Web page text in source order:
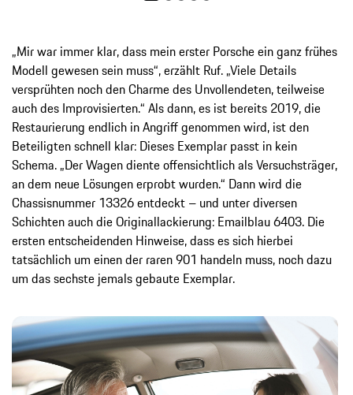
„Mir war immer klar, dass mein erster Porsche ein ganz frühes
Modell gewesen sein muss“, erzählt Ruf. „Viele Details
versprühten noch den Charme des Unvollendeten, teilweise
auch des Improvisierten.“ Als dann, es ist bereits 2019, die
Restaurierung endlich in Angriff genommen wird, ist den
Beteiligten schnell klar: Dieses Exemplar passt in kein
Schema. „Der Wagen diente offensichtlich als Versuchsträger,
an dem neue Lösungen erprobt wurden.“ Dann wird die
Chassisnummer 13326 entdeckt – und unter diversen
Schichten auch die Original­lackierung: Emailblau 6403. Die
ersten entscheidenden Hinweise, dass es sich hierbei
tatsächlich um einen der raren 901 handeln muss, noch dazu
um das sechste jemals gebaute Exemplar.